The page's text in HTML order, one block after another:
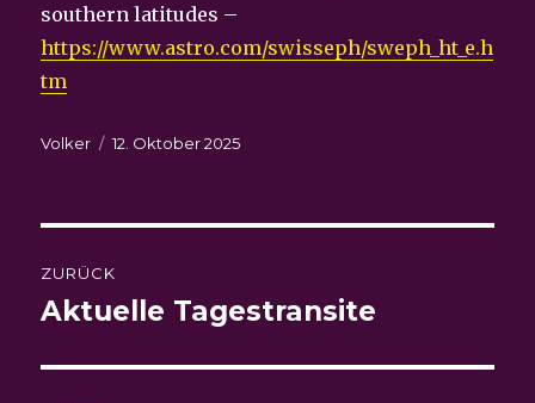
southern latitudes –
https://www.astro.com/swisseph/sweph_ht_e.h
tm
Autor
Volker
Veröffentlicht
12. Oktober 2025
ZURÜCK
Vorheriger
Aktuelle Tagestransite